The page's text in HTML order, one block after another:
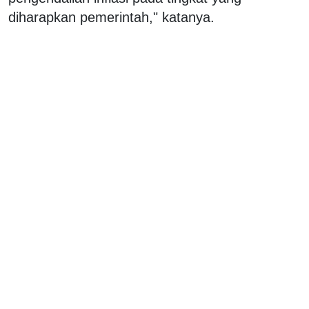
diharapkan pemerintah," katanya.